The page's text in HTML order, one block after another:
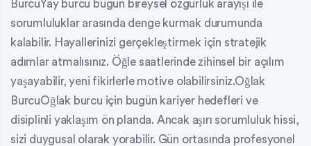
BurcuYay burcu bugün bireysel özgürlük arayışı ile
sorumluluklar arasında denge kurmak durumunda
kalabilir. Hayallerinizi gerçekleştirmek için stratejik
adımlar atmalısınız. Öğle saatlerinde zihinsel bir açılım
yaşayabilir, yeni fikirlerle motive olabilirsiniz.Oğlak
BurcuOğlak burcu için bugün kariyer hedefleri ve
disiplinli yaklaşım ön planda. Ancak aşırı sorumluluk hissi,
sizi duygusal olarak yorabilir. Gün ortasında profesyonel